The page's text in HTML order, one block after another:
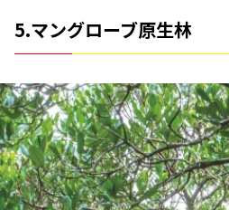
5.マングローブ原生林